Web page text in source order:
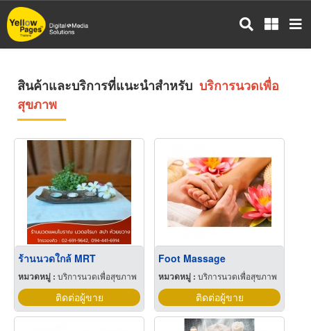
ข้าม
ไป
สินค้าและบริการที่แนะนำสำหรับ บริการนวดเพื่อ
สุขภาพ
ร้านนวดใกล้ MRT
หมวดหมู่ : บริการนวดเพื่อสุขภาพ
ติดต่อผู้ขาย
Foot Massage
หมวดหมู่ :บริการนวดเพื่อสุขภาพ
ติดต่อผู้ขาย